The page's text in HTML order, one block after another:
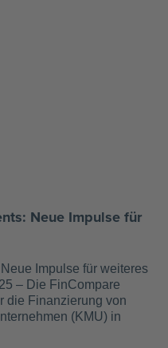
Neue Impulse für
Impulse für weiteres
– Die FinCompare
die Finanzierung von
(KMU) in